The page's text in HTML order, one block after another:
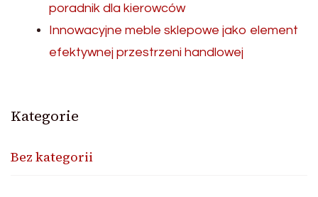
poradnik dla kierowców
Innowacyjne meble sklepowe jako element
efektywnej przestrzeni handlowej
Kategorie
Bez kategorii